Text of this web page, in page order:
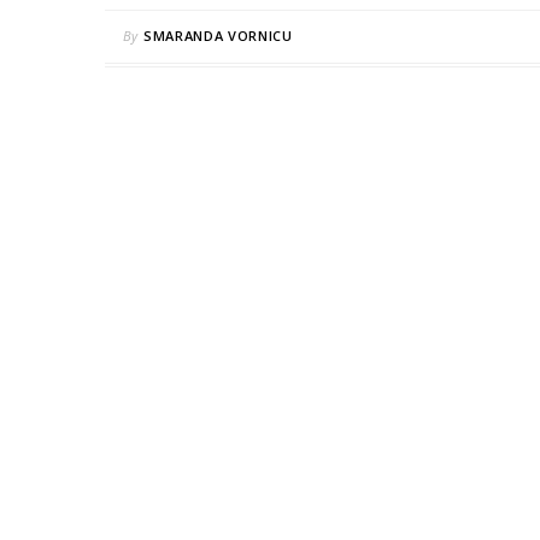
By SMARANDA VORNICU